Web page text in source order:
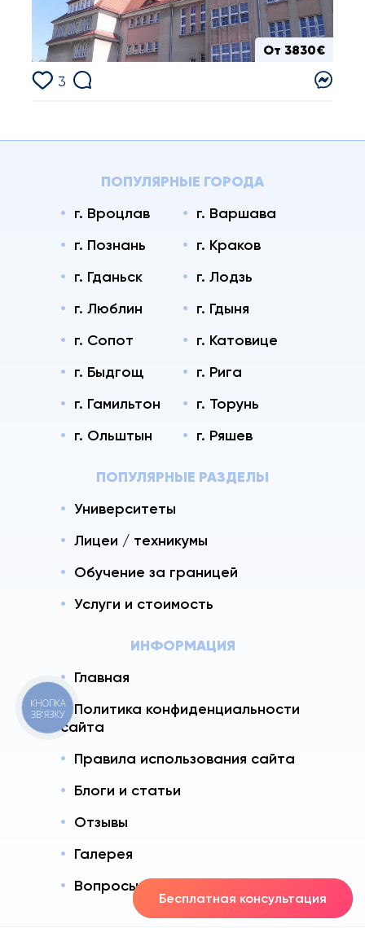
От 3830€
3
ПОПУЛЯРНЫЕ ГОРОДА
г. Вроцлав
г. Варшава
г. Познань
г. Краков
г. Гданьск
г. Лодзь
г. Люблин
г. Гдыня
г. Сопот
г. Катовице
г. Быдгощ
г. Рига
г. Гамильтон
г. Торунь
г. Ольштын
г. Ряшев
ПОПУЛЯРНЫЕ РАЗДЕЛЫ
Университеты
Лицеи / техникумы
Обучение за границей
Услуги и стоимость
ИНФОРМАЦИЯ
Главная
Политика конфиденциальности
сайта
Правила использования сайта
Блоги и статьи
Отзывы
Галерея
Вопросы - Ответы
Бесплатная консультация
КНОПКА
ЗВ'ЯЗКУ